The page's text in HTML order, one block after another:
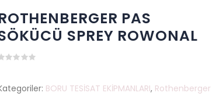
PAS
SPREY ROWONAL
BORU TESİSAT EKİPMANLARI, Rothenberger